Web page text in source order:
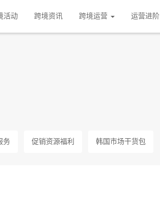
活动 跨境资讯 跨境运营 运营进阶
务 促销资源福利 韩国市场干货包